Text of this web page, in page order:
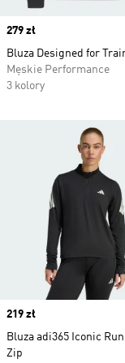
Price
279 zł
Bluza Designed for
Męskie Performance
3 kolory
Price
219 zł
Bluza adi365 Iconic
Zip